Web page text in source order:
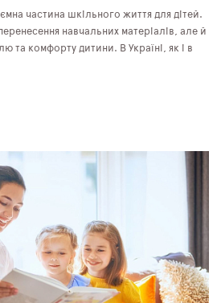
частина шкільного життя для дітей.
навчальних матеріалів, але й
та комфорту дитини. В Україні, як і в